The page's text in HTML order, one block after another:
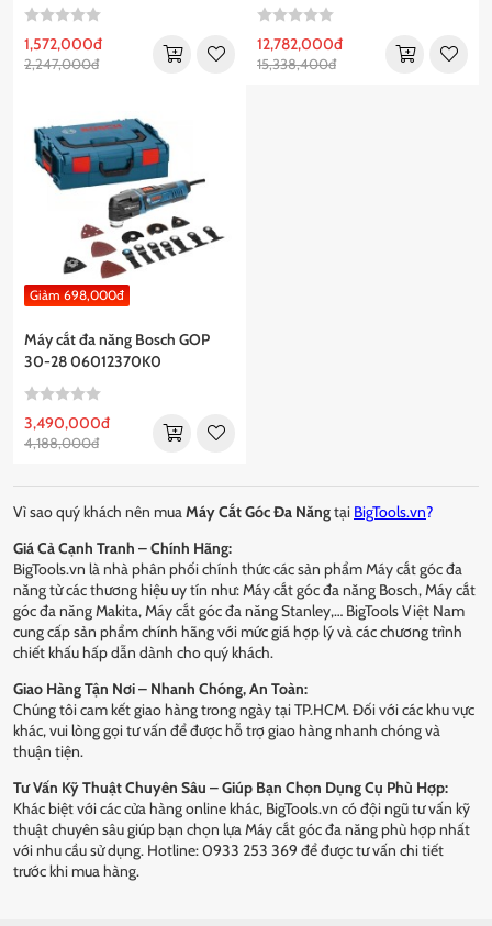
1,572,000đ
2,247,000đ
12,782,000đ
15,338,400đ
Giảm 698,000đ
Máy cắt đa năng Bosch GOP
30-28 06012370K0
3,490,000đ
4,188,000đ
Vì sao quý khách nên muaMáy Cắt Góc Đa Năngtại BigTools.vn?
Giá Cả Cạnh Tranh – Chính Hãng:
BigTools.vn là nhà phân phối chính thức các sản phẩm Máy cắt góc đa
năng từ các thương hiệu uy tín như: Máy cắt góc đa năng Bosch, Máy cắt
góc đa năng Makita, Máy cắt góc đa năng Stanley,… BigTools Việt Nam
cung cấp sản phẩm chính hãng với mức giá hợp lý và các chương trình
chiết khấu hấp dẫn dành cho quý khách.
Giao Hàng Tận Nơi – Nhanh Chóng, An Toàn:
Chúng tôi cam kết giao hàng trong ngày tại TP.HCM. Đối với các khu vực
khác, vui lòng gọi tư vấn để được hỗ trợ giao hàng nhanh chóng và
thuận tiện.
Tư Vấn Kỹ Thuật Chuyên Sâu – Giúp Bạn Chọn Dụng Cụ Phù Hợp:
Khác biệt với các cửa hàng online khác, BigTools.vn có đội ngũ tư vấn kỹ
thuật chuyên sâu giúp bạn chọn lựa Máy cắt góc đa năng phù hợp nhất
với nhu cầu sử dụng. Hotline: 0933 253 369 để được tư vấn chi tiết
trước khi mua hàng.